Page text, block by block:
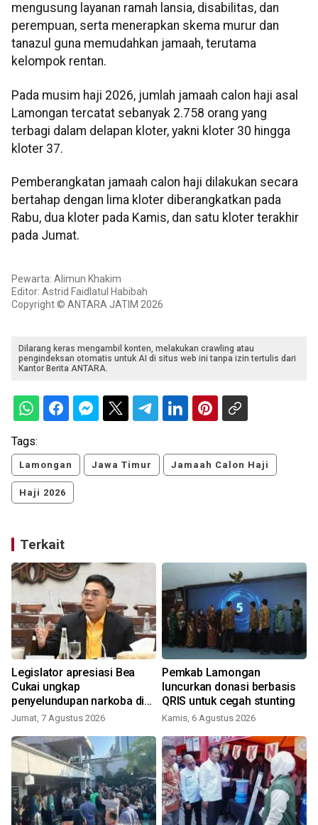
mengusung layanan ramah lansia, disabilitas, dan
perempuan, serta menerapkan skema murur dan
tanazul guna memudahkan jamaah, terutama
kelompok rentan.
Pada musim haji 2026, jumlah jamaah calon haji asal
Lamongan tercatat sebanyak 2.758 orang yang
terbagi dalam delapan kloter, yakni kloter 30 hingga
kloter 37.
Pemberangkatan jamaah calon haji dilakukan secara
bertahap dengan lima kloter diberangkatkan pada
Rabu, dua kloter pada Kamis, dan satu kloter terakhir
pada Jumat.
Pewarta: Alimun Khakim
Editor: Astrid Faidlatul Habibah
Copyright © ANTARA JATIM 2026
Dilarang keras mengambil konten, melakukan crawling atau
pengindeksan otomatis untuk AI di situs web ini tanpa izin tertulis dari
Kantor Berita ANTARA.
Tags:
Lamongan Jawa Timur Jamaah Calon Haji
Haji 2026
Terkait
Legislator apresiasi Bea
Cukai ungkap
penyelundupan narkoba di
Soetta
Jumat, 7 Agustus 2026
Pemkab Lamongan
luncurkan donasi berbasis
QRIS untuk cegah stunting
Kamis, 6 Agustus 2026